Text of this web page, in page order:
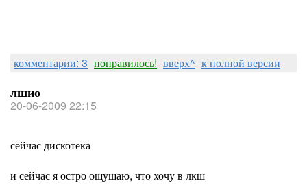
комментарии: 3 понравилось! вверх^ к полной версии
лшио
20-06-2009 22:15
сейчас дискотека
и сейчас я остро ощущаю, что хочу в лкш